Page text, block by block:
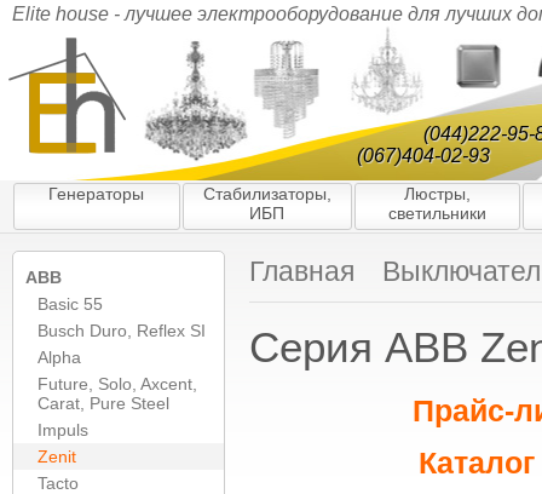
Elite house - лучшее электрооборудование для лучших
(044)222-95-
(067)404-02-93
Главная
Серия ABB
Прайс-
ABB
Basic 55
Busch Duro, Reflex SI
Alpha
Future, Solo, Axcent,
Carat, Pure Steel
Impuls
Zenit
Tacto
Генераторы
Стабилизаторы,
ИБП
Люстры,
светильники